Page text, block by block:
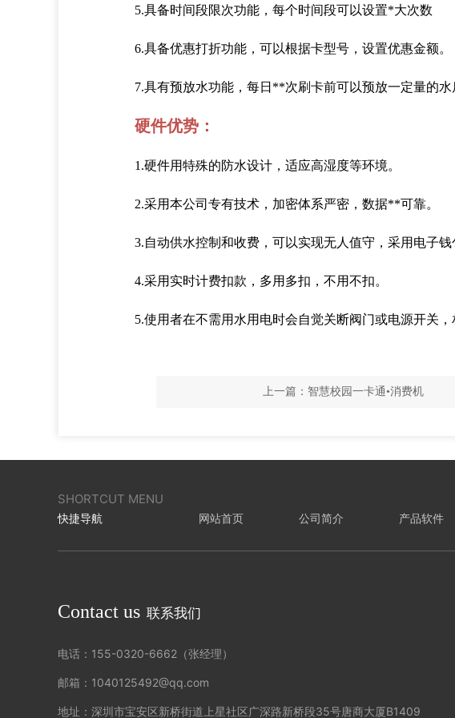
5.具备时间段限次功能，每个时间段可以设置*大次数
6.具备优惠打折功能，可以根据卡型号，设置优惠金额。
7.具有预放水功能，每日**次刷卡前可以预放一定量的水
硬件优势：
1.硬件用特殊的防水设计，适应高湿度等环境。
2.采用本公司专有技术，加密体系严密，数据**可靠。
3.自动供水控制和收费，可以实现无人值守，采用电子钱
4.采用实时计费扣款，多用多扣，不用不扣。
5.使用者在不需用水用电时会自觉关断阀门或电源开关
上一篇：智慧校园一卡通•消费机
SHORTCUT MENU
快捷导航 网站首页 公司简介 产品软件
Contact us 联系我们
电话：155-0320-6662（张经理）
邮箱：1040125492@qq.com
地址：深圳市宝安区新桥街道上星社区广深路新桥段35号唐商大厦B1409